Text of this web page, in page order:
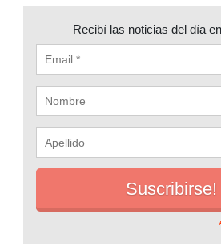
Recibí las noticias del día